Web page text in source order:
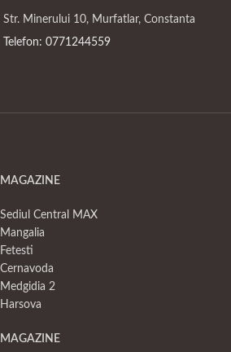
Str. Minerului 10, Murfatlar, Constanta
Telefon: 0771244559
MAGAZINE
Sediul Central MAX
Mangalia
Fetesti
Cernavoda
Medgidia 2
Harsova
MAGAZINE